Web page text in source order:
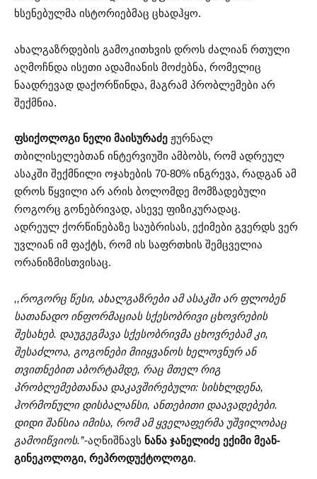
ხსენებულმა ისტორიებმაც ცხადჰყო.
ახალგაზრდების გამოკითხვის დროს ძალიან რთული
აღმოჩნდა ისეთი ადამიანის მოძებნა, რომელიც
ნაადრევად დაქორწინდა, მაგრამ პრობლემები არ
შექმნია.
ფსიქოლოგი ნელი მაისურაძე ჟურნალ
თბილისელებთან ინტერვიუში ამბობს, რომ ადრეულ
ასაკში შექმნილი ოჯახების 70-80% ინგრევა, რადგან ამ
დროს წყვილი არ არის ბოლომდე მომზადებული
როგორც გონებრივად, ასევე ფიზიკურადაც.
ადრეულ ქორწინებაზე საუბრისას, ექიმები გვერდს ვერ
უვლიან იმ ფაქტს, რომ ის საფრთხის შემცველია
ორანიზმისთვისაც.
,,როგორც წესი, ახალგაზრები ამ ასაკში არ ფლობენ
სათანადო ინფორმაციას სქესობრივი ცხოვრების
შესახებ. დაუგეგმავა სქესობრივმა ცხოვრებამ კი,
შესაძლოა, გოგონები მიიყვანოს ხელოვნურ ან
თვითნებით აბორტამდე, რაც მთელ რიგ
პრობლემებთანაა დაკავშირებული: სისხლდენა,
ჰორმონული დისბალანსი, ანთებითი დაავადებები.
დიდი შანსია იმისა, რომ ამ ყველაფერმა უშვილობაც
გამოიწვიოს.’’-აღნიშნავს ნანა ჯანელიძე ექიმი მეან-
გინეკოლოგი, რეპროდუქტოლოგი.